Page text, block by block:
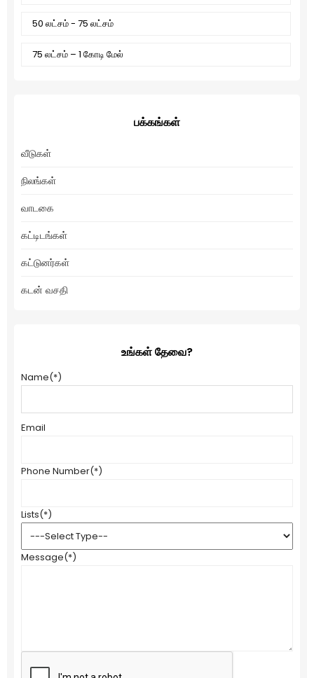
50 லட்சம் - 75 லட்சம்
75 லட்சம் – 1 கோடி மேல்
பக்கங்கள்
வீடுகள்
நிலங்கள்
வாடகை
கட்டிடங்கள்
கட்டுனர்கள்
கடன் வசதி
உங்கள் தேவை?
Name(*)
Email
Phone Number(*)
Lists(*)
Message(*)